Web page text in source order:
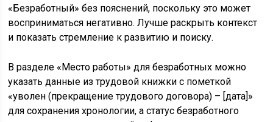
«Безработный» без пояснений, поскольку это может
восприниматься негативно. Лучше раскрыть контекст
и показать стремление к развитию и поиску.
В разделе «Место работы» для безработных можно
указать данные из трудовой книжки с пометкой
«уволен (прекращение трудового договора) – [дата]»
для сохранения хронологии, а статус безработного